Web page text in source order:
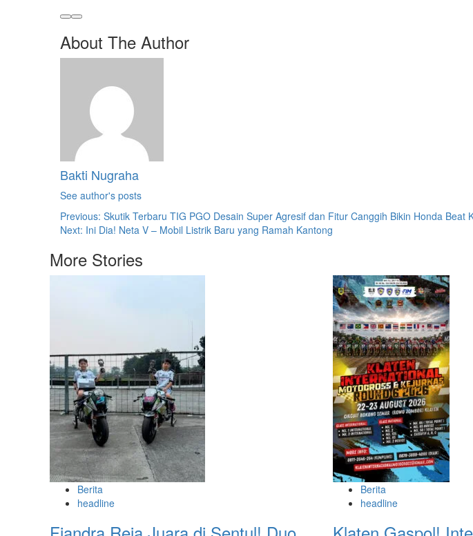
About The Author
Bakti Nugraha
See author's posts
Previous: Skutik Terbaru TIG PGO Desain Super Agresif dan Fitur Canggih Bikin Honda Beat
Next: Ini Dia! Neta V – Mobil Listrik Baru yang Ramah Kantong
More Stories
Berita
headline
Berita
headline